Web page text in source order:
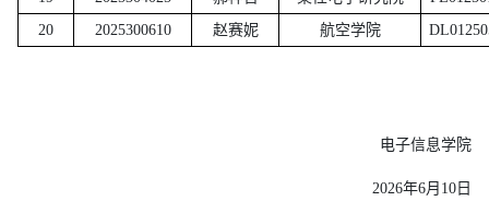
20
2025300610 赵赛妮 航空学院
电子信息学院
2026年6月10日